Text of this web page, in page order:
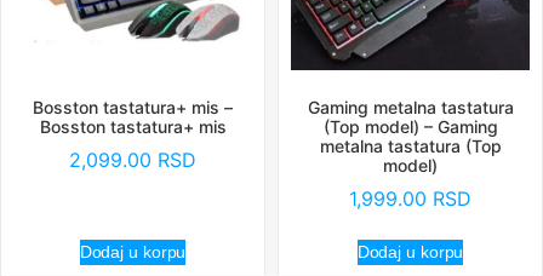
Bosston tastatura+ mis –
Bosston tastatura+ mis
2,099.00 RSD
Dodaj u korpu
Gaming metalna tastatura
(Top model) – Gaming
metalna tastatura (Top
model)
1,999.00 RSD
Dodaj u korpu